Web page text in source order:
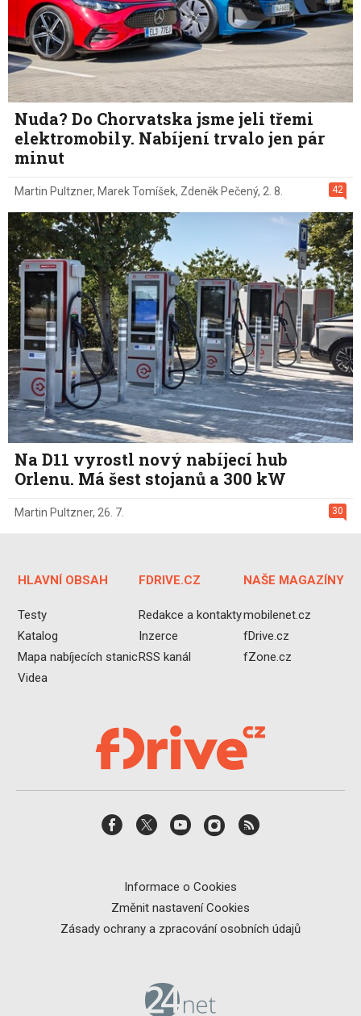
Nuda? Do Chorvatska jsme jeli třemi
elektromobily. Nabíjení trvalo jen pár
minut
42
Martin Pultzner, Marek Tomíšek, Zdeněk Pečený, 2. 8.
Na D11 vyrostl nový nabíjecí hub
Orlenu. Má šest stojanů a 300 kW
30
Martin Pultzner, 26. 7.
HLAVNÍ OBSAH
Testy
Katalog
Mapa nabíjecích stanic
Videa
FDRIVE.CZ
Redakce a kontakty
Inzerce
RSS kanál
NAŠE MAGAZÍNY
mobilenet.cz
fDrive.cz
fZone.cz
Informace o Cookies
Změnit nastavení Cookies
Zásady ochrany a zpracování osobních údajů